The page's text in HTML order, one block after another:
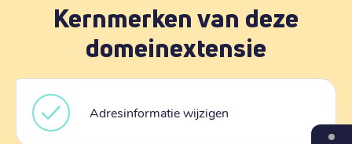
Kernmerken van deze
domeinextensie
Adresinformatie wijzigen